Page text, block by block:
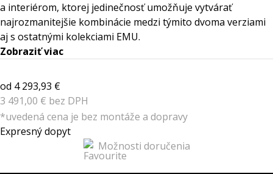
a interiérom, ktorej jedinečnosť umožňuje vytvárať
najrozmanitejšie kombinácie medzi týmito dvoma verziami
aj s ostatnými kolekciami EMU.
Zobraziť viac
od 4 293,93 €
3 491,00 € bez DPH
*uvedená cena je bez montáže a dopravy
Expresný dopyt
Možnosti doručenia